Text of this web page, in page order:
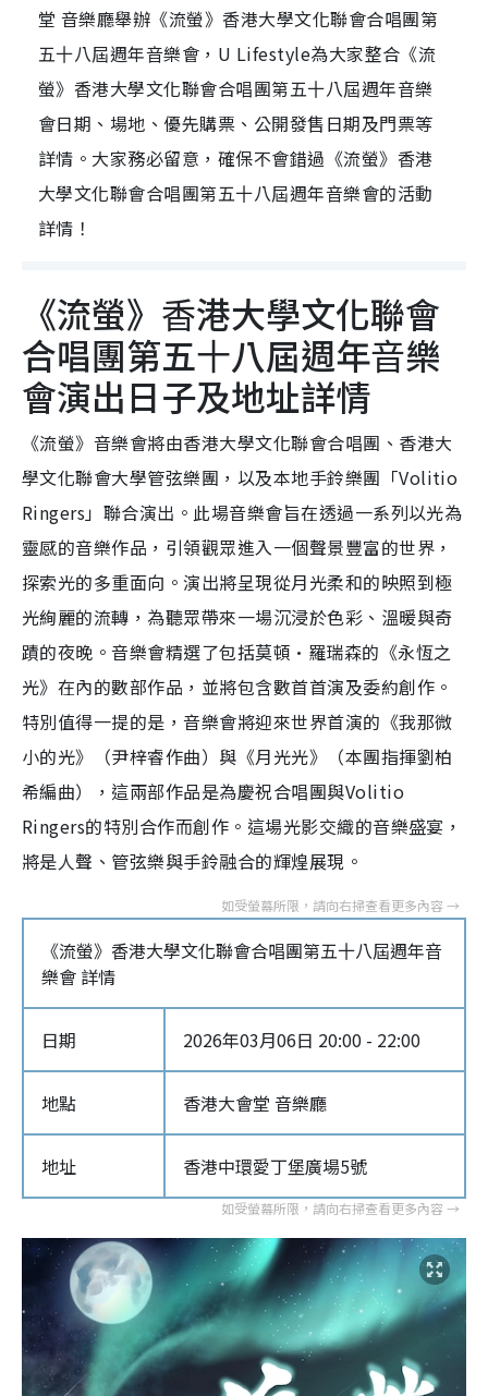
堂 音樂廳舉辦《流螢》⾹港⼤學⽂化聯會合唱團第
五⼗八屆週年⾳樂會，U Lifestyle為大家整合《流
螢》⾹港⼤學⽂化聯會合唱團第五⼗八屆週年⾳樂
會日期、場地、優先購票、公開發售日期及門票等
詳情。大家務必留意，確保不會錯過《流螢》⾹港
⼤學⽂化聯會合唱團第五⼗八屆週年⾳樂會的活動
詳情！
《流螢》⾹港⼤學⽂化聯會
合唱團第五⼗八屆週年⾳樂
會演出日子及地址詳情
《流螢》音樂會將由香港大學文化聯會合唱團、香港大
學文化聯會大學管弦樂團，以及本地手鈴樂團「Volitio
Ringers」聯合演出。此場音樂會旨在透過一系列以光為
靈感的音樂作品，引領觀眾進入一個聲景豐富的世界，
探索光的多重面向。演出將呈現從月光柔和的映照到極
光絢麗的流轉，為聽眾帶來一場沉浸於色彩、溫暖與奇
蹟的夜晚。音樂會精選了包括莫頓·羅瑞森的《永恆之
光》在內的數部作品，並將包含數首首演及委約創作。
特別值得一提的是，音樂會將迎來世界首演的《我那微
小的光》（尹梓睿作曲）與《月光光》（本團指揮劉柏
希編曲），這兩部作品是為慶祝合唱團與Volitio
Ringers的特別合作而創作。這場光影交織的音樂盛宴，
將是人聲、管弦樂與手鈴融合的輝煌展現。
《流螢》⾹港⼤學⽂化聯會合唱團第五⼗八屆週年⾳
樂會 詳情
日期 2026年03月06日 20:00 - 22:00
地點 香港大會堂 音樂廳
地址 香港中環愛丁堡廣場5號‎